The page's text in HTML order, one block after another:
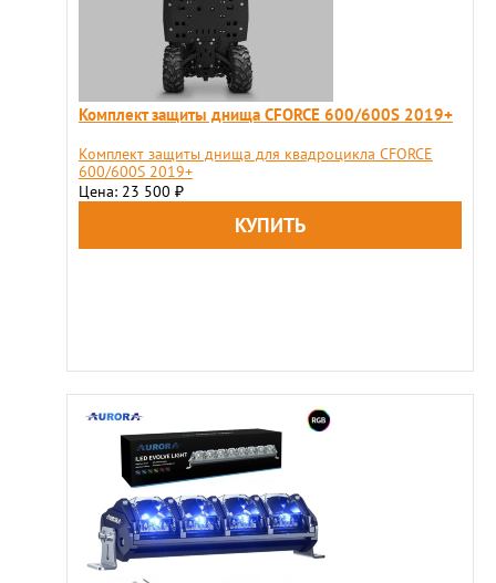
Комплект защиты днища CFORCE 600/600S 2019+
Комплект защиты днища для квадроцикла CFORCE
600/600S 2019+
Цена: 23 500 ₽